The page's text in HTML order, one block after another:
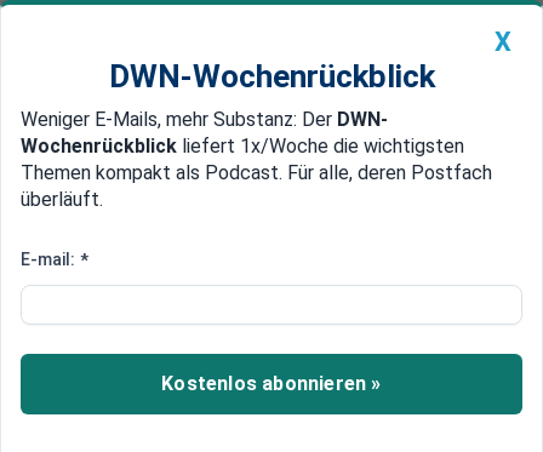
Newsticker MEIN DWN: Geldanlage Premium
Edelmetalle DWN-Magazin China
Bundestag: Wann ist die
Im Bundestag findet am Dienstag die
entscheidende Abstimmung über ein
umfangreiches Schuldenpaket statt, das
X
DWN-Wochenrückblick
Weniger E-Mails, mehr Substanz: Der DWN-
Wochenrückblick liefert 1x/Woche die wichtigsten
Themen kompakt als Podcast. Für alle, deren Postfach
überläuft.
E-mail: *
Kostenlos abonnieren »